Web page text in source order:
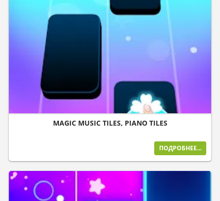
MAGIC MUSIC TILES, PIANO TILES
ПОДРОБНЕЕ...